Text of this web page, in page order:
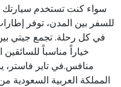
سواء كنت تستخدم سيارتك
للسفر بين المدن، توفر
في كل رحلة. تجمع جيتي بين
خياراً مناسباً
منافس.في تاير فاستر،
المملكة العربية